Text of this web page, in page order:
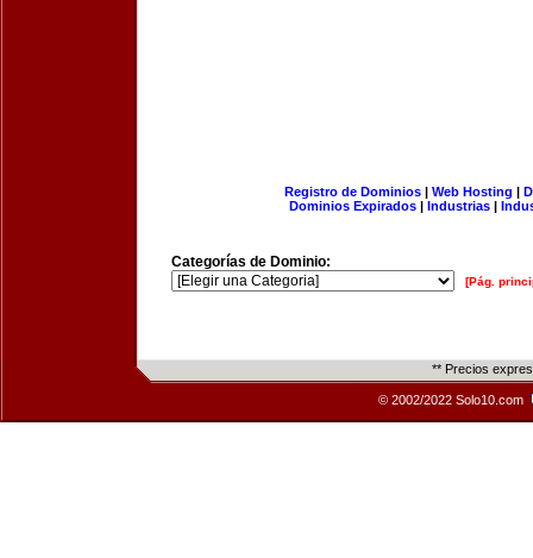
Registro de Dominios| Web Hosting |
Dominios Expirados | Industrias |
Categorías de Dominio:
[Pág.
** Precios
© 2002/2022 Solo10.com